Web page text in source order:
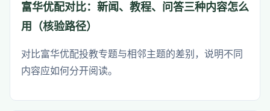
富华优配对比：新闻、教程、问答三种内容怎么
用（核验路径）
对比富华优配投教专题与相邻主题的差别，说明不同
内容应如何分开阅读。